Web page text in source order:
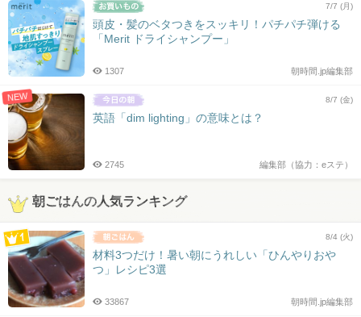
7/7 (月)
頭皮・髪のベタつきをスッキリ！パチパチ弾ける
「Merit ドライシャンプー」
朝時間.jp編集部
1307
NEW 8/7 (金)
英語「dim lighting」の意味とは？
編集部（協力：eステ）
2745
朝ごはんの人気ランキング
8/4 (火)
材料3つだけ！暑い朝にうれしい「ひんやりおや
つ」レシピ3選
朝時間.jp編集部
33867